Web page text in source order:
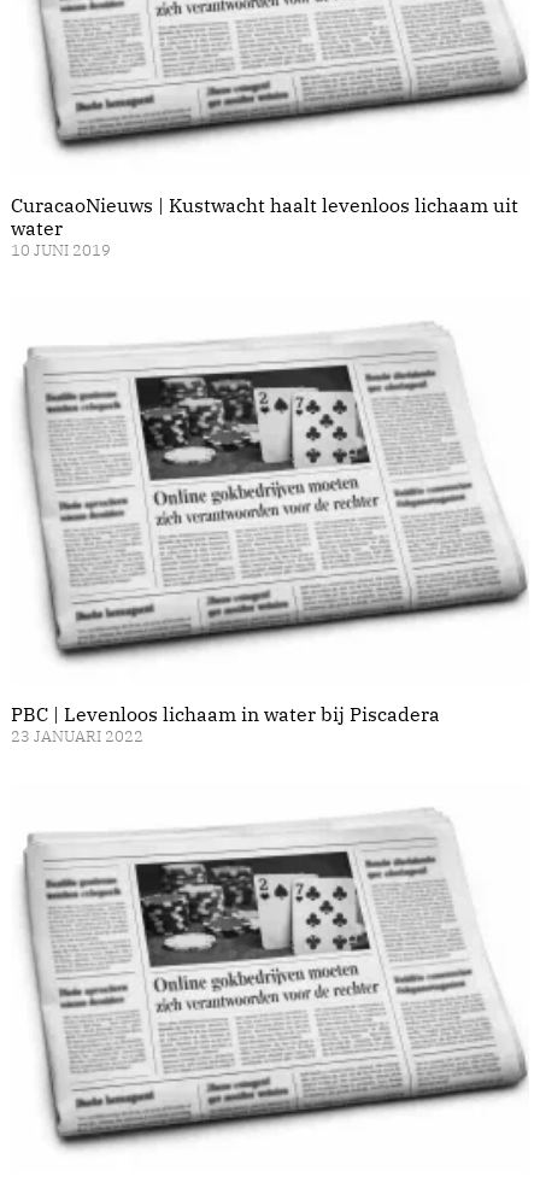
CuracaoNieuws | Kustwacht haalt levenloos lichaam uit
water
10 JUNI 2019
PBC | Levenloos lichaam in water bij Piscadera
23 JANUARI 2022